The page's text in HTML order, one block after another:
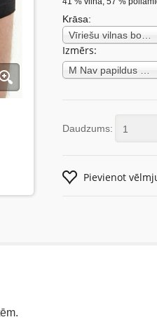
Krāsa:
Izmērs:
Daudzums:
Pievienot